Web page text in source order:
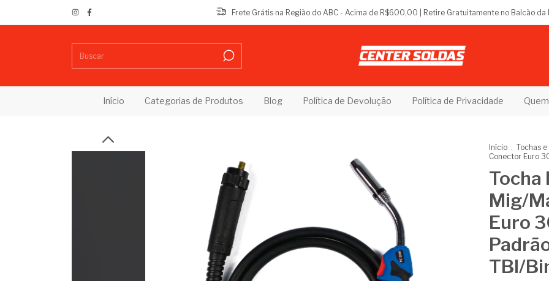
Frete Grátis na Região do ABC - Acima de R$600,00 | Retire Gratuitamente no Balcão da
Início Categorias de Produtos Blog Política de Devolução Política de Privacidade
Início . Tochas
Conector Euro
Tocha
Mig/
Euro
TBI/